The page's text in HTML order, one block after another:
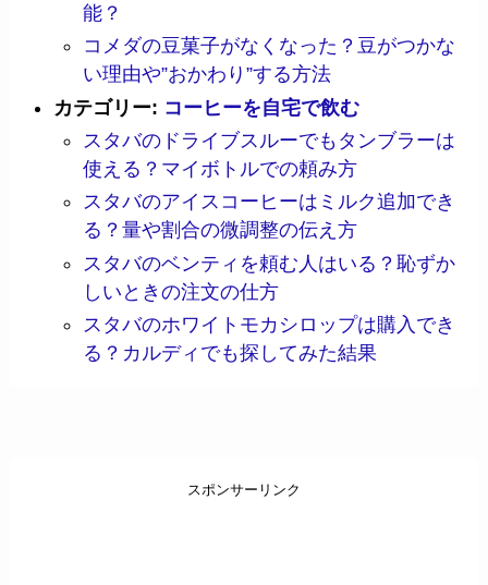
能？
コメダの豆菓子がなくなった？豆がつかな
い理由や”おかわり”する方法
カテゴリー: コーヒーを自宅で飲む
スタバのドライブスルーでもタンブラーは
使える？マイボトルでの頼み方
スタバのアイスコーヒーはミルク追加でき
る？量や割合の微調整の伝え方
スタバのベンティを頼む人はいる？恥ずか
しいときの注文の仕方
スタバのホワイトモカシロップは購入でき
る？カルディでも探してみた結果
スポンサーリンク